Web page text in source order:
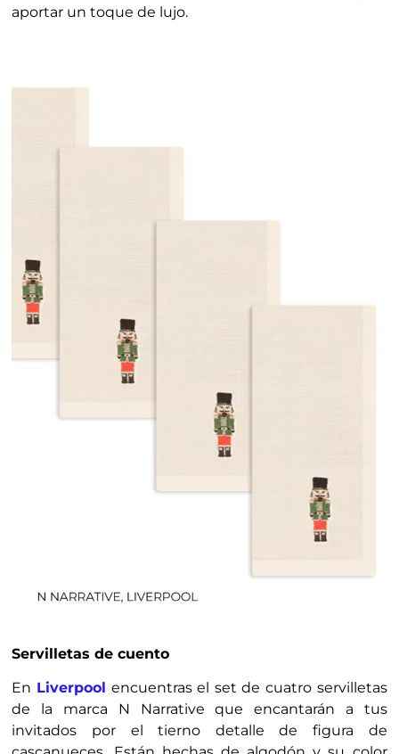
aportar un toque de lujo.
Servilletas de cuento
En Liverpool encuentras el set de cuatro servilletas
de la marca N Narrative que encantarán a tus
invitados por el tierno detalle de figura de